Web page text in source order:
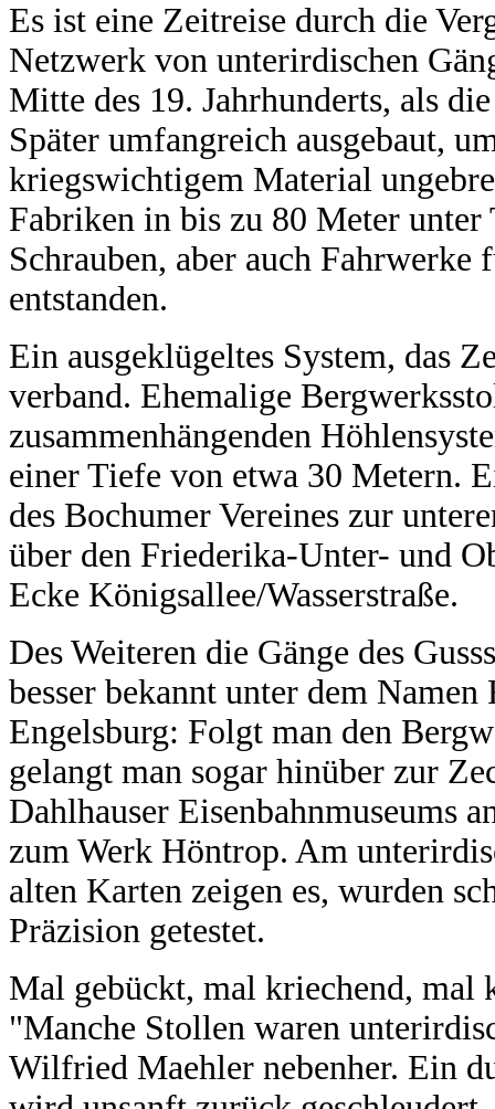
Es ist eine Zeitreise durch die
Netzwerk von unterirdischen
Mitte des 19. Jahrhunderts, als
Später umfangreich ausgebaut,
kriegswichtigem Material
Fabriken in bis zu 80 Meter
Schrauben, aber auch
entstanden.
Ein ausgeklügeltes System, das
verband. Ehemalige
zusammenhängenden
einer Tiefe von etwa 30 Metern.
des Bochumer Vereines zur
über den Friederika-Unter- und
Ecke Königsallee/Wasserstraße.
Des Weiteren die Gänge des
besser bekannt unter dem
Engelsburg: Folgt man den
gelangt man sogar hinüber zur
Dahlhauser Eisenbahnmuseums
zum Werk Höntrop. Am
alten Karten zeigen es, wurden
Präzision getestet.
Mal gebückt, mal kriechend, mal
"Manche Stollen waren
Wilfried Maehler nebenher. Ein